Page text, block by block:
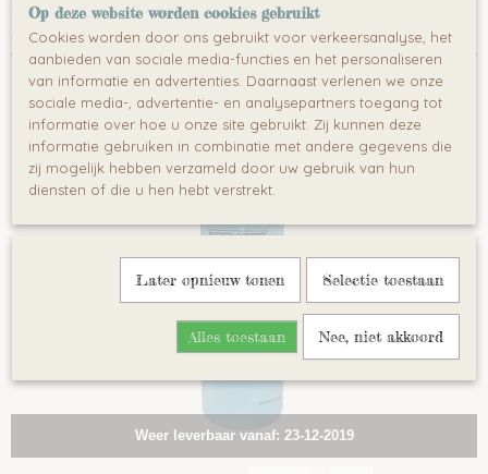
Home>Huishouden & Wonen>Stofzuigen & Reinigen
Accessoires>Ecovacs W-S041 schoonmaakmiddel
Weer leverbaar vanaf: 23-12-2019
Op deze website worden cookies gebruikt
Cookies worden door ons gebruikt voor verkeersanalyse, het
aanbieden van sociale media-functies en het personaliseren
van informatie en advertenties. Daarnaast verlenen we onze
sociale media-, advertentie- en analysepartners toegang tot
informatie over hoe u onze site gebruikt. Zij kunnen deze
informatie gebruiken in combinatie met andere gegevens die
zij mogelijk hebben verzameld door uw gebruik van hun
diensten of die u hen hebt verstrekt.
Later opnieuw tonen Selectie toestaan
Alles toestaan Nee, niet akkoord